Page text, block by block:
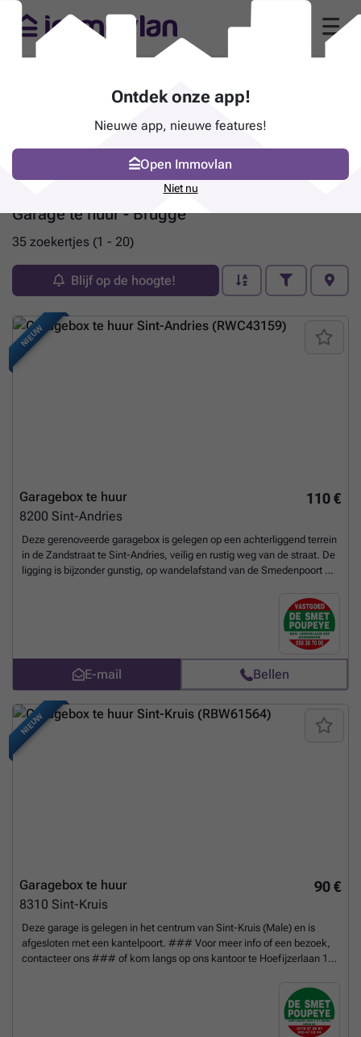
Garage te huur - Brugge
35 zoekertjes (1 - 20)
Blijf op de hoogte!
NIEUW
110 €
Garagebox te huur
8200 Sint-Andries
Deze gerenoveerde garagebox is gelegen op een achterliggend terrein
in de Zandstraat te Sint-Andries, veilig en rustig weg van de straat. De
ligging is bijzonder gunstig, op wandelafstand van de Smedenpoort en
belangrijkste invalswegen richting zowel het binnenland als de kust.
De garagebox werd volledig gerenoveerd in 2025-2026, waarbij werd
geïnvesteerd in duurzaamheid en gebruiksgemak. Zo is de garagebox
voorzien van een nieuw geïsoleerd dak en een nieuwe vloer. De
garagebox is asbestvrij! Daarnaast werd er in de garagebox
automatische verlichting geïnstalleerd en is er ook automatische
verlichting voorzien bij het oprijden van het terrein, wat zorgt voor extra
comfort en veiligheid. Ook het garagecomplex zelf werd grondig
aangepakt: het terrein werd volledig opnieuw aangelegd in klinkers en
voorzien van een nieuwe afwatering met opvangputten, aangesloten
E-mail Bellen
NIEUW
90 €
Garagebox te huur
8310 Sint-Kruis
Deze garage is gelegen in het centrum van Sint-Kruis (Male) en is
afgesloten met een kantelpoort. ### Voor meer info of een bezoek,
contacteer ons ### of kom langs op ons kantoor te Hoefijzerlaan 1
Ontdek onze app!
Nieuwe app, nieuwe features!
Open Immovlan
Niet nu